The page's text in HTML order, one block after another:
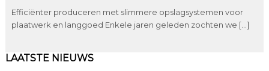
Efficiënter produceren met slimmere opslagsystemen voor
plaatwerk en langgoed Enkele jaren geleden zochten we […]
LAATSTE NIEUWS